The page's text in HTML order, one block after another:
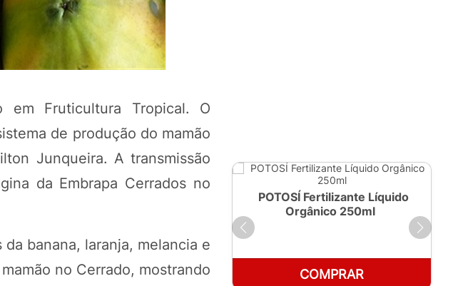
Fruticultura Tropical. O
de produção do mamão
Junqueira. A transmissão
da Embrapa Cerrados no
banana, laranja, melancia e
no Cerrado, mostrando
COMPRAR
POTOSÍ Fertilizante Líquido
Orgânico 250ml
COMPRAR